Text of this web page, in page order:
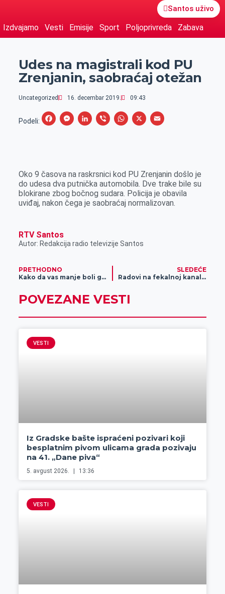
Santos uživo
Izdvajamo Vesti Emisije Sport Poljoprivreda Zabava
Udes na magistrali kod PU
Zrenjanin, saobraćaj otežan
Uncategorized 16. decembar 2019. 09:43
Podeli:
F
b
o
o
M
e
n
g
L
e
d
I
V
r
W
s
A
p
X
E
l
Oko 9 časova na raskrsnici kod PU Zrenjanin došlo je
do udesa dva putnička automobila. Dve trake bile su
blokirane zbog bočnog sudara. Policija je obavila
uviđaj, nakon čega je saobraćaj normalizovan.
RTV Santos
Autor: Redakcija radio televizije Santos
PRETHODNO
Kako da vas manje boli glava od računa za struju
SLEDEĆE
Radovi na fekalnoj kanalizaciji
POVEZANE VESTI
VESTI
Iz Gradske bašte ispraćeni pozivari koji
besplatnim pivom ulicama grada pozivaju
na 41. „Dane piva“
5. avgust 2026. 13:36
VESTI